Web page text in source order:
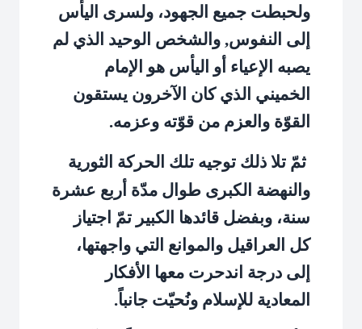
ولحبطت جميع الجهود، ولسرى اليأس
إلى النفوس, والشخص الوحيد الذي لم
يصبه الإعياء أو اليأس هو الإمام
الخميني الذي كان الآخرون يستقون
القوّة والعزم من قوّته وعزمه.
ثمّ تلا ذلك توجيه تلك الحركة الثورية
والنهضة الكبرى طوال مدّة أربع عشرة
سنة، وبفضل قائدها الكبير تمّ اجتياز
كل العراقيل والموانع التي واجهتها،
إلى درجة اندحرت معها الأفكار
المعادية للإسلام ونُحيّت جانباً.